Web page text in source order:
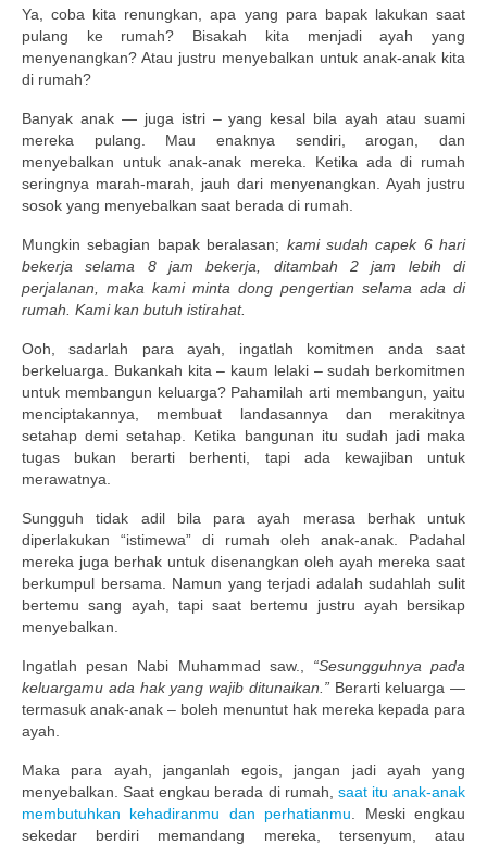
Ya, coba kita renungkan, apa yang para bapak lakukan saat
pulang ke rumah? Bisakah kita menjadi ayah yang
menyenangkan? Atau justru menyebalkan untuk anak-anak kita
di rumah?
Banyak anak — juga istri – yang kesal bila ayah atau suami
mereka pulang. Mau enaknya sendiri, arogan, dan
menyebalkan untuk anak-anak mereka. Ketika ada di rumah
seringnya marah-marah, jauh dari menyenangkan. Ayah justru
sosok yang menyebalkan saat berada di rumah.
Mungkin sebagian bapak beralasan; kami sudah capek 6 hari
bekerja selama 8 jam bekerja, ditambah 2 jam lebih di
perjalanan, maka kami minta dong pengertian selama ada di
rumah. Kami kan butuh istirahat.
Ooh, sadarlah para ayah, ingatlah komitmen anda saat
berkeluarga. Bukankah kita – kaum lelaki – sudah berkomitmen
untuk membangun keluarga? Pahamilah arti membangun, yaitu
menciptakannya, membuat landasannya dan merakitnya
setahap demi setahap. Ketika bangunan itu sudah jadi maka
tugas bukan berarti berhenti, tapi ada kewajiban untuk
merawatnya.
Sungguh tidak adil bila para ayah merasa berhak untuk
diperlakukan “istimewa” di rumah oleh anak-anak. Padahal
mereka juga berhak untuk disenangkan oleh ayah mereka saat
berkumpul bersama. Namun yang terjadi adalah sudahlah sulit
bertemu sang ayah, tapi saat bertemu justru ayah bersikap
menyebalkan.
Ingatlah pesan Nabi Muhammad saw., “Sesungguhnya pada
keluargamu ada hak yang wajib ditunaikan.”Berarti keluarga —
termasuk anak-anak – boleh menuntut hak mereka kepada para
ayah.
Maka para ayah, janganlah egois, jangan jadi ayah yang
menyebalkan. Saat engkau berada di rumah, saat itu anak-anak
membutuhkan kehadiranmu dan perhatianmu . Meski engkau
sekedar berdiri memandang mereka, tersenyum, atau